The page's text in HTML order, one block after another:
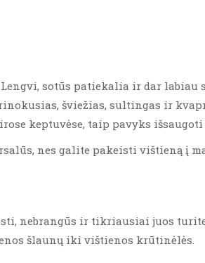
sotūs patiekalia ir dar labiau
šviežias, sultingas ir
keptuvėse, taip pavyks
nes galite pakeisti vištieną į
nebrangūs ir tikriausiai juos
šlaunų iki vištienos krūtinėlės.